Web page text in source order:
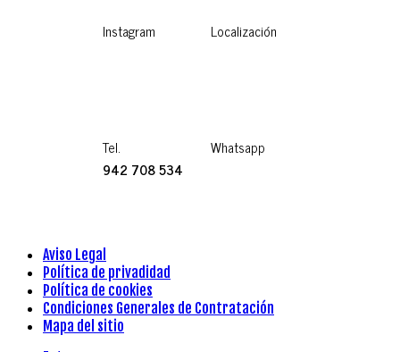
Instagram Localización
Tel.
942 708 534
Whatsapp
Aviso Legal
Política de privadidad
Política de cookies
Condiciones Generales de Contratación
Mapa del sitio